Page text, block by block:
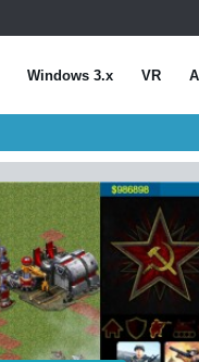
Windows 3.x VR